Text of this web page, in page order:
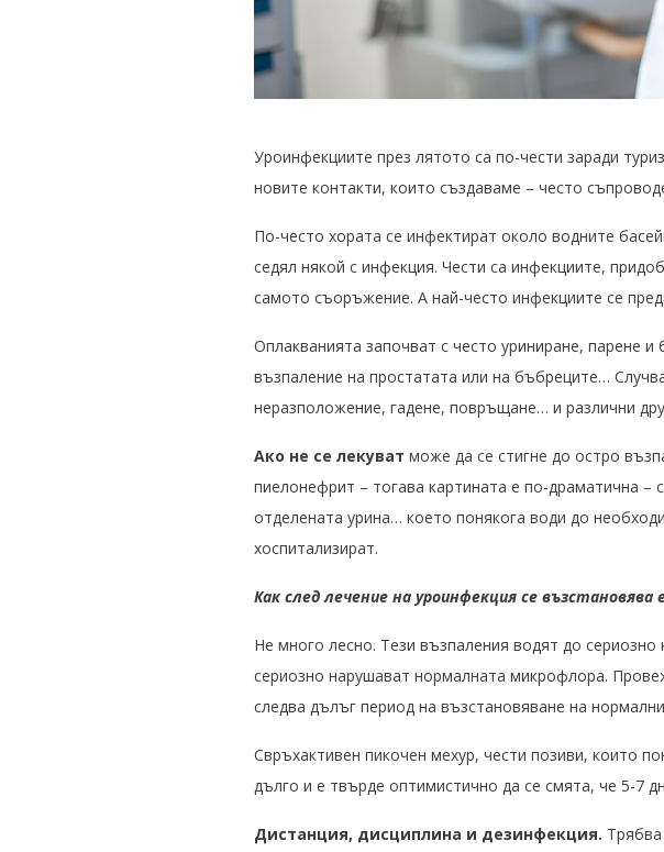
Уроинфекциите през лятото са по-чести заради
новите контакти, които създаваме – често
По-често хората се инфектират около водните
седял някой с инфекция. Чести са инфекциите,
самото съоръжение. А най-често инфекциите се
Оплакванията започват с често уриниране, парене
възпаление на простатата или на бъбреците…
неразположение, гадене, повръщане… и различни
Ако не се лекуват може да се стигне до остро
пиелонефрит – тогава картината е по-драматична –
отделената урина… което понякога води до
хоспитализират.
Как след лечение на уроинфекция се
Не много лесно. Тези възпаления водят до
сериозно нарушават нормалната микрофлора.
следва дълъг период на възстановяване на
Свръхактивен пикочен мехур, чести позиви, които
дълго и е твърде оптимистично да се смята, че 5-7
Дистанция, дисциплина и дезинфекция.